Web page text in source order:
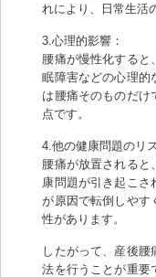
れにより、日常生活
3.心理的影響：
腰痛が慢性化すると
眠障害などの心理的
は腰痛そのものだけ
点です。
4.他の健康問題のリ
腰痛が放置されると
康問題が引き起こさ
が原因で転倒しやす
性があります。
したがって、産後腰
法を行うことが重要